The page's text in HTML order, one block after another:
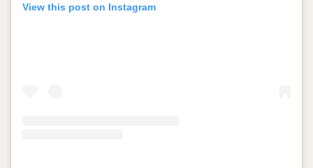
View this post on Instagram